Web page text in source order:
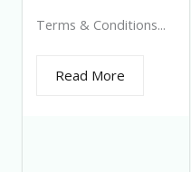
Terms & Conditions...
Read More